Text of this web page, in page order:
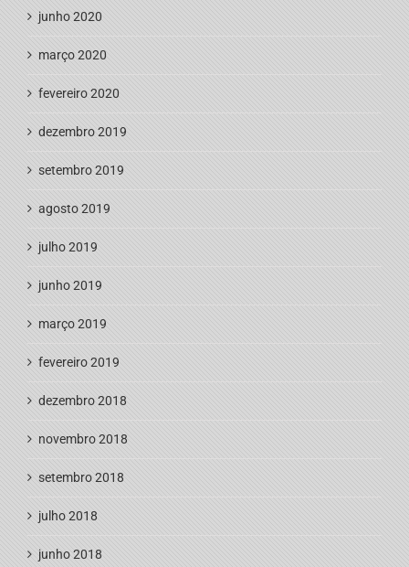
junho 2020
março 2020
fevereiro 2020
dezembro 2019
setembro 2019
agosto 2019
julho 2019
junho 2019
março 2019
fevereiro 2019
dezembro 2018
novembro 2018
setembro 2018
julho 2018
junho 2018